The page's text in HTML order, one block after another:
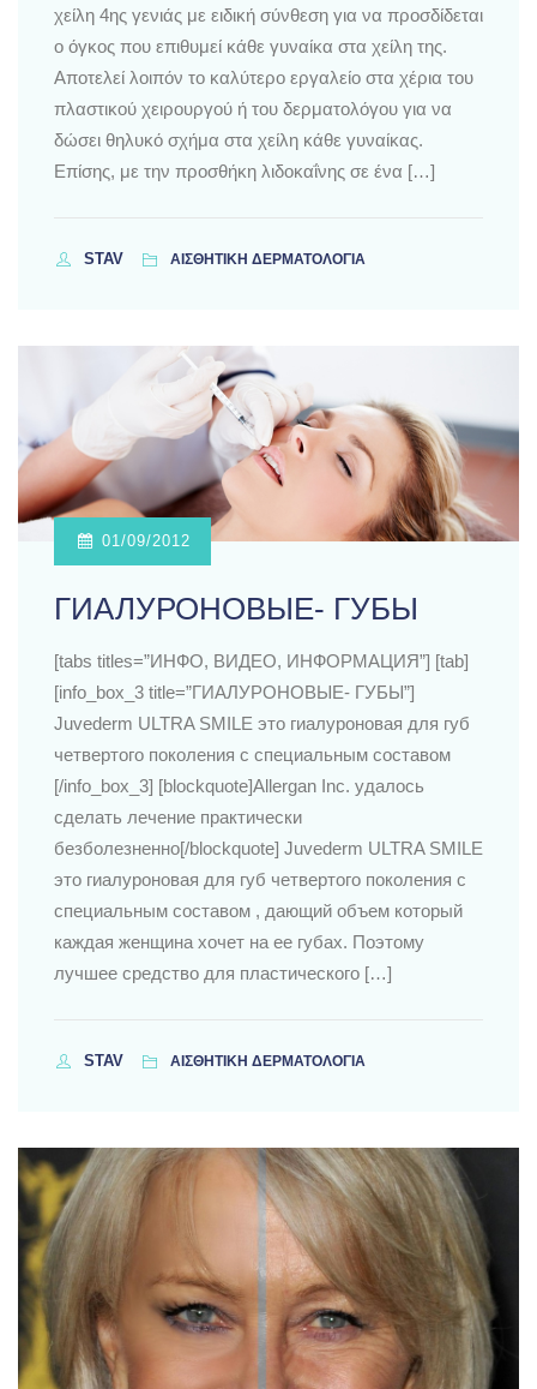
χείλη 4ης γενιάς με ειδική σύνθεση για να προσδίδεται
ο όγκος που επιθυμεί κάθε γυναίκα στα χείλη της.
Αποτελεί λοιπόν το καλύτερο εργαλείο στα χέρια του
πλαστικού χειρουργού ή του δερματολόγου για να
δώσει θηλυκό σχήμα στα χείλη κάθε γυναίκας.
Επίσης, με την προσθήκη λιδοκαΐνης σε ένα […]
STAV ΑΙΣΘΗΤΙΚΗ ΔΕΡΜΑΤΟΛΟΓΙΑ
01/09/2012
ГИАЛУРОНОВЫЕ- ГУБЫ
[tabs titles=”ИНФО, ВИДЕО, ИНФОРМАЦИЯ”] [tab]
[info_box_3 title=”ГИАЛУРОНОВЫЕ- ГУБЫ”]
Juvederm ULTRA SMILE это гиалуроновая для губ
четвертого поколения с специальным составом
[/info_box_3] [blockquote]Allergan Inc. удалось
сделать лечение практически
безболезненно[/blockquote] Juvederm ULTRA SMILE
это гиалуроновая для губ четвертого поколения с
специальным составом , дающий объем который
каждая женщина хочет на ее губах. Поэтому
лучшее средство для пластического […]
STAV ΑΙΣΘΗΤΙΚΗ ΔΕΡΜΑΤΟΛΟΓΙΑ